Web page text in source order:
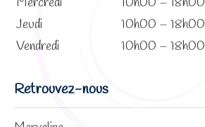
Jeudi
10h00 – 18h00
Vendredi
10h00 – 18h00
Retrouvez-nous